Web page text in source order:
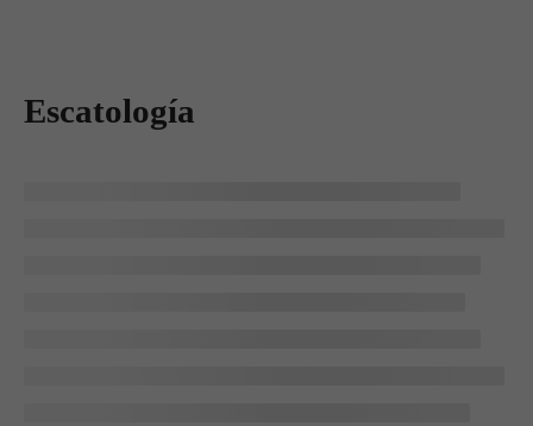
Escatología